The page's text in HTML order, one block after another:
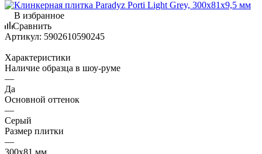
В избранное
Сравнить
Артикул: 5902610590245
Характеристики
Наличие образца в шоу-руме
—
Да
Основной оттенок
—
Серый
Размер плитки
—
300х81 мм